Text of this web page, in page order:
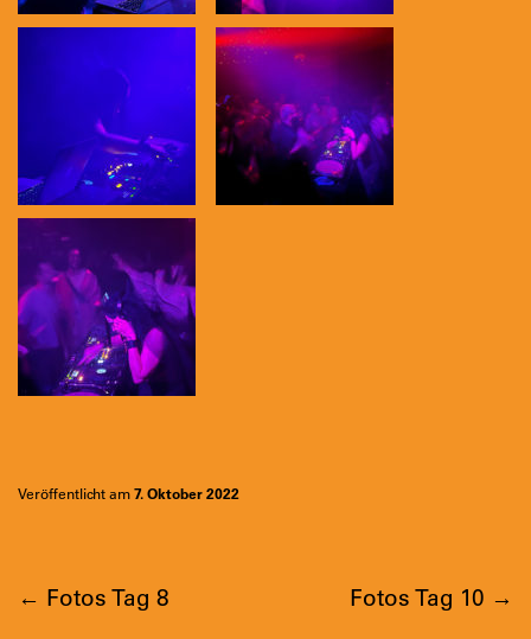
Veröffentlicht am7. Oktober 2022
← Fotos Tag 8 Fotos Tag 10 →